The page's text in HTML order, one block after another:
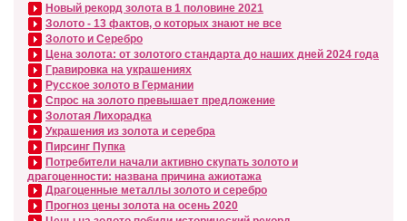
Новый рекорд золота в 1 половине 2021
Золото - 13 фактов, о которых знают не все
Золото и Серебро
Цена золота: от золотого стандарта до наших дней 2024 года
Гравировка на украшениях
Русское золото в Германии
Спрос на золото превышает предложение
Золотая Лихорадка
Украшения из золота и серебра
Пирсинг Пупка
Потребители начали активно скупать золото и
драгоценности: названа причина ажиотажа
Драгоценные металлы золото и серебро
Прогноз цены золота на осень 2020